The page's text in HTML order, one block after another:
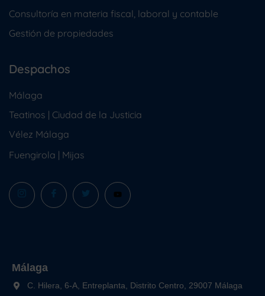
Consultoría en materia fiscal, laboral y contable
Gestión de propiedades
Despachos
Málaga
Teatinos | Ciudad de la Justicia
Vélez Málaga
Fuengirola | Mijas
Málaga
C. Hilera, 6-A, Entreplanta, Distrito Centro, 29007 Málaga